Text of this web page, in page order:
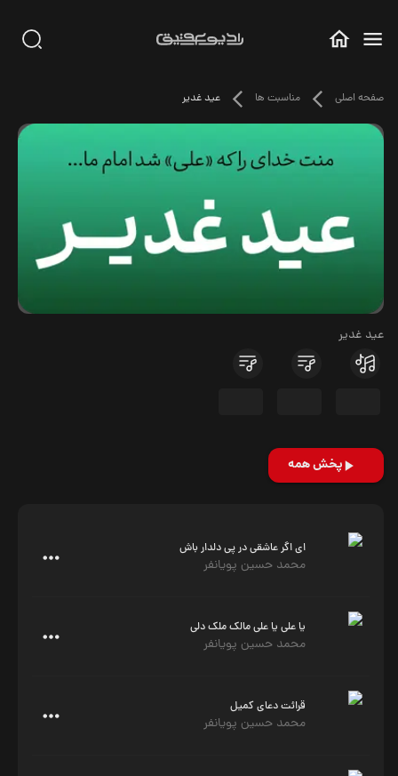
صفحه اصلی مناسبت ها عید غدیر
عید غدیر
پخش همه
ای اگر عاشقی در پی دلدار باش
محمد حسین پویانفر
یا علی یا علی مالک ملک دلی
محمد حسین پویانفر
قرائت دعای کمیل
محمد حسین پویانفر